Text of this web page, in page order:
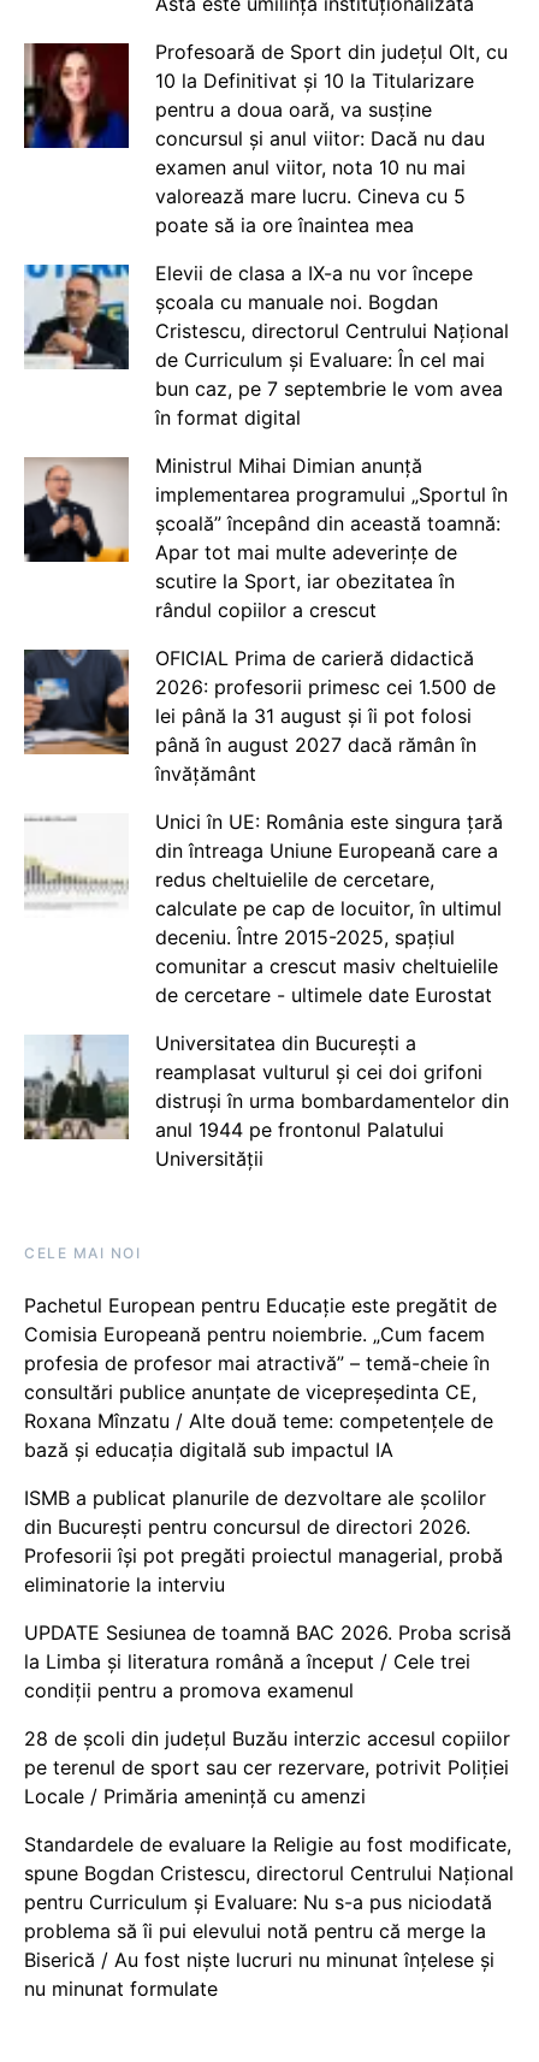
Profesoară de Sport din județul Olt, cu
10 la Definitivat și 10 la Titularizare
pentru a doua oară, va susține
concursul și anul viitor: Dacă nu dau
examen anul viitor, nota 10 nu mai
valorează mare lucru. Cineva cu 5
poate să ia ore înaintea mea
Elevii de clasa a IX-a nu vor începe
școala cu manuale noi. Bogdan
Cristescu, directorul Centrului Național
de Curriculum și Evaluare: În cel mai
bun caz, pe 7 septembrie le vom avea
în format digital
Ministrul Mihai Dimian anunță
implementarea programului „Sportul în
școală” începând din această toamnă:
Apar tot mai multe adeverințe de
scutire la Sport, iar obezitatea în
rândul copiilor a crescut
OFICIAL Prima de carieră didactică
2026: profesorii primesc cei 1.500 de
lei până la 31 august și îi pot folosi
până în august 2027 dacă rămân în
învățământ
Unici în UE: România este singura țară
din întreaga Uniune Europeană care a
redus cheltuielile de cercetare,
calculate pe cap de locuitor, în ultimul
deceniu. Între 2015-2025, spațiul
comunitar a crescut masiv cheltuielile
de cercetare - ultimele date Eurostat
Universitatea din București a
reamplasat vulturul și cei doi grifoni
distruși în urma bombardamentelor din
anul 1944 pe frontonul Palatului
Universității
CELE MAI NOI
Pachetul European pentru Educație este pregătit de
Comisia Europeană pentru noiembrie. „Cum facem
profesia de profesor mai atractivă” – temă-cheie în
consultări publice anunțate de vicepreședinta CE,
Roxana Mînzatu / Alte două teme: competențele de
bază și educația digitală sub impactul IA
ISMB a publicat planurile de dezvoltare ale școlilor
din București pentru concursul de directori 2026.
Profesorii își pot pregăti proiectul managerial, probă
eliminatorie la interviu
UPDATE Sesiunea de toamnă BAC 2026. Proba scrisă
la Limba și literatura română a început / Cele trei
condiții pentru a promova examenul
28 de școli din județul Buzău interzic accesul copiilor
pe terenul de sport sau cer rezervare, potrivit Poliției
Locale / Primăria amenință cu amenzi
Standardele de evaluare la Religie au fost modificate,
spune Bogdan Cristescu, directorul Centrului Național
pentru Curriculum și Evaluare: Nu s-a pus niciodată
problema să îi pui elevului notă pentru că merge la
Biserică / Au fost niște lucruri nu minunat înțelese și
nu minunat formulate